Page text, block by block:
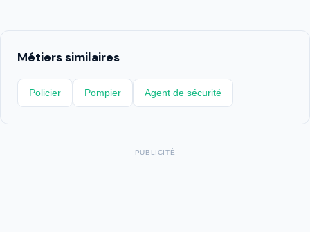
Métiers similaires
Policier Pompier Agent de sécurité
PUBLICITÉ